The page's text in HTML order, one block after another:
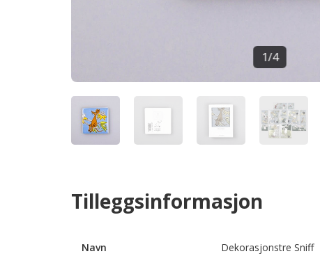
1/4
Tilleggsinformasjon
Navn Dekorasjonstre Sniff